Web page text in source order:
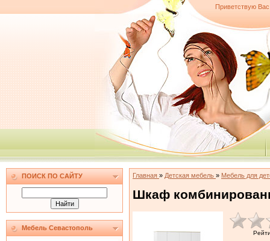
Приветствую Вас
ПОИСК ПО САЙТУ
Мебель Севастополь
Главная » Детская мебель » Мебель для
Шкаф